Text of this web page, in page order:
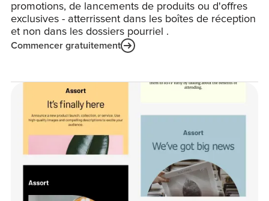
promotions, de lancements de produits ou d'offres
exclusives - atterrissent dans les boîtes de réception
et non dans les dossiers pourriel .
Commencer gratuitement